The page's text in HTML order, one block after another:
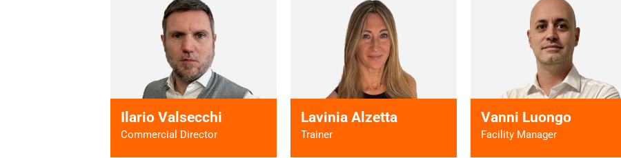
Vai al profilo > Vai al profilo > Vai al profilo >
Ilario Valsecchi
Commercial Director
Lavinia Alzetta
Trainer
Vanni Luongo
Facility Manager